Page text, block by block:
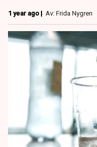
1 year ago | Av: Frida Nygren